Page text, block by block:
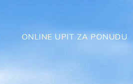
ONLINE UPIT ZA PONUDU